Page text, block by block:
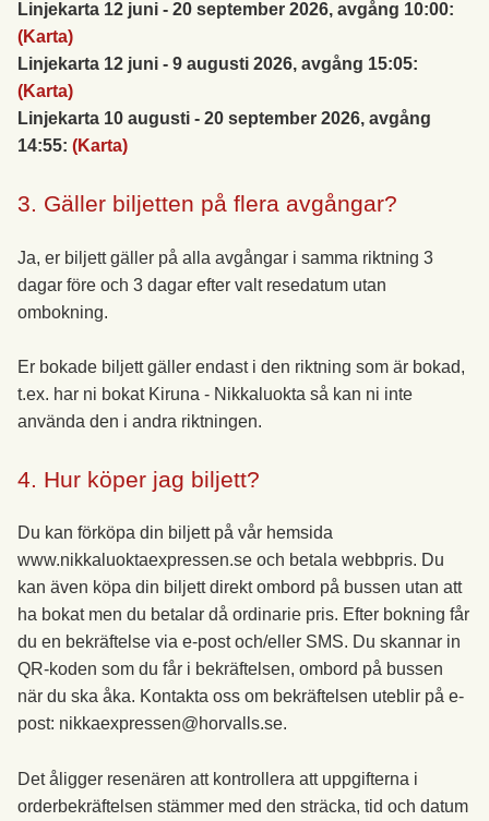
Linjekarta 12 juni - 20 september 2026, avgång 10:00:
(Karta)
Linjekarta 12 juni - 9 augusti 2026, avgång 15:05:
(Karta)
Linjekarta 10 augusti - 20 september 2026, avgång
14:55: (Karta)
3. Gäller biljetten på flera avgångar?
Ja, er biljett gäller på alla avgångar i samma riktning 3
dagar före och 3 dagar efter valt resedatum utan
ombokning.
Er bokade biljett gäller endast i den riktning som är bokad,
t.ex. har ni bokat Kiruna - Nikkaluokta så kan ni inte
använda den i andra riktningen.
4. Hur köper jag biljett?
Du kan förköpa din biljett på vår hemsida
www.nikkaluoktaexpressen.se och betala webbpris. Du
kan även köpa din biljett direkt ombord på bussen utan att
ha bokat men du betalar då ordinarie pris. Efter bokning får
du en bekräftelse via e-post och/eller SMS. Du skannar in
QR-koden som du får i bekräftelsen, ombord på bussen
när du ska åka. Kontakta oss om bekräftelsen uteblir på e-
post: nikkaexpressen@horvalls.se.
Det åligger resenären att kontrollera att uppgifterna i
orderbekräftelsen stämmer med den sträcka, tid och datum